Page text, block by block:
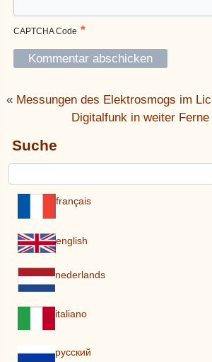
CAPTCHA Code *
« Messungen des Elektrosmogs im
Digitalfunk in weiter
Suche
français
english
nederlands
italiano
pусский